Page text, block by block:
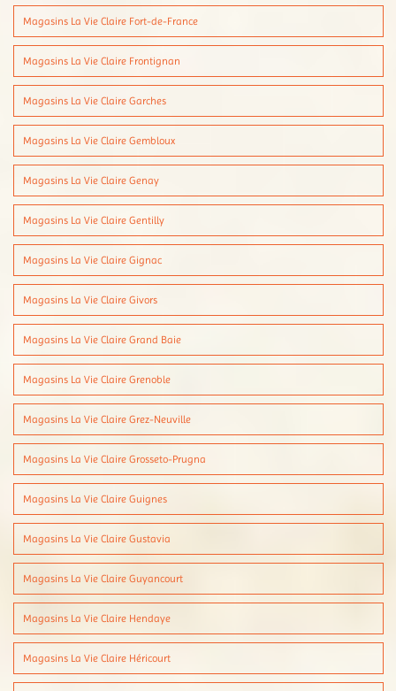
Magasins La Vie Claire Fort-de-France
Magasins La Vie Claire Frontignan
Magasins La Vie Claire Garches
Magasins La Vie Claire Gembloux
Magasins La Vie Claire Genay
Magasins La Vie Claire Gentilly
Magasins La Vie Claire Gignac
Magasins La Vie Claire Givors
Magasins La Vie Claire Grand Baie
Magasins La Vie Claire Grenoble
Magasins La Vie Claire Grez-Neuville
Magasins La Vie Claire Grosseto-Prugna
Magasins La Vie Claire Guignes
Magasins La Vie Claire Gustavia
Magasins La Vie Claire Guyancourt
Magasins La Vie Claire Hendaye
Magasins La Vie Claire Héricourt